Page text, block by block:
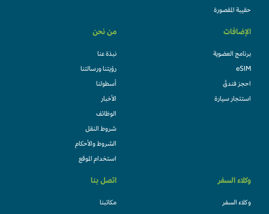
حقيبة المقصورة
الإضافات
برنامج العضوية
eSIM
احجز فندقً
استئجار سيارة
من نحن
نبذة عنا
رؤيتنا ورسالتنا
أسطولنا
الأخبار
الوظائف
شروط النقل
الشروط والأحكام
استخدام الموقع
وكلاء السفر
وكلاء السفر
اتصل بنا
مكاتبنا